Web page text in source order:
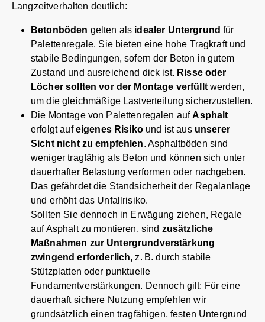
Langzeitverhalten deutlich:
Betonböden gelten als idealer Untergrund für
Palettenregale. Sie bieten eine hohe Tragkraft und
stabile Bedingungen, sofern der Beton in gutem
Zustand und ausreichend dick ist. Risse oder
Löcher sollten vor der Montage verfülltwerden,
um die gleichmäßige Lastverteilung sicherzustellen.
Die Montage von Palettenregalen aufAsphalt
erfolgt aufeigenes Risiko und ist aus unserer
Sicht nicht zu empfehlen. Asphaltböden sind
weniger tragfähig als Beton und können sich unter
dauerhafter Belastung verformen oder nachgeben.
Das gefährdet die Standsicherheit der Regalanlage
und erhöht das Unfallrisiko.
Sollten Sie dennoch in Erwägung ziehen, Regale
auf Asphalt zu montieren, sind zusätzliche
Maßnahmen zur Untergrundverstärkung
zwingend erforderlich, z. B. durch stabile
Stützplatten oder punktuelle
Fundamentverstärkungen. Dennoch gilt: Für eine
dauerhaft sichere Nutzung empfehlen wir
grundsätzlich einen tragfähigen, festen Untergrund